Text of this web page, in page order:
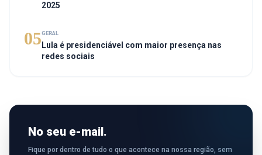
2025
05GERAL
Lula é presidenciável com maior presença nas
redes sociais
No seu e-mail.
Fique por dentro de tudo o que acontece na nossa região, sem